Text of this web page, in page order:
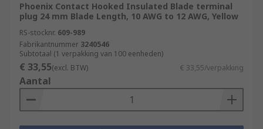
Phoenix Contact Hooked Insulated Blade terminal
plug 24 mm Blade Length, 10 AWG to 12 AWG, Yellow
RS-stocknr. 609-989
Fabrikantnummer 3240546
Subtotaal (1 verpakking van 100 eenheden)
€ 33,55(excl. BTW) € 33,55/verpakking
Aantal